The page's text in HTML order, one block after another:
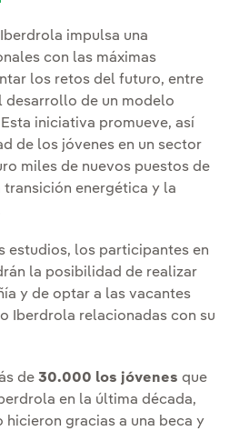
impulsa una
con las máximas
los retos del futuro, entre
desarrollo de un modelo
iniciativa promueve, así
de los jóvenes en un sector
miles de nuevos puestos de
energética y la
estudios, los participantes en
la posibilidad de realizar
y de optar a las vacantes
Iberdrola relacionadas con su
de 30.000 los jóvenes que
en la última década,
gracias a una beca y